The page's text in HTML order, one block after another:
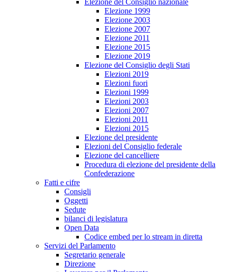
Elezione del Consiglio nazionale
Elezione 1999
Elezione 2003
Elezione 2007
Elezione 2011
Elezione 2015
Elezione 2019
Elezione del Consiglio degli Stati
Elezioni 2019
Elezioni fuori
Elezioni 1999
Elezioni 2003
Elezioni 2007
Elezioni 2011
Elezioni 2015
Elezione del presidente
Elezioni del Consiglio federale
Elezione del cancelliere
Procedura di elezione del presidente della
Confederazione
Fatti e cifre
Consigli
Oggetti
Sedute
bilanci di legislatura
Open Data
Codice embed per lo stream in diretta
Servizi del Parlamento
Segretario generale
Direzione